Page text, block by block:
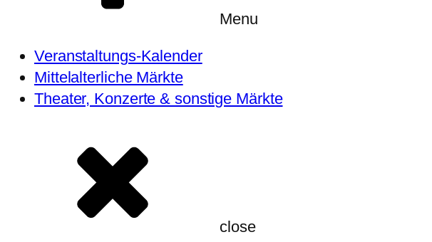
Menu
Veranstaltungs-Kalender
Mittelalterliche Märkte
Theater, Konzerte & sonstige Märkte
close